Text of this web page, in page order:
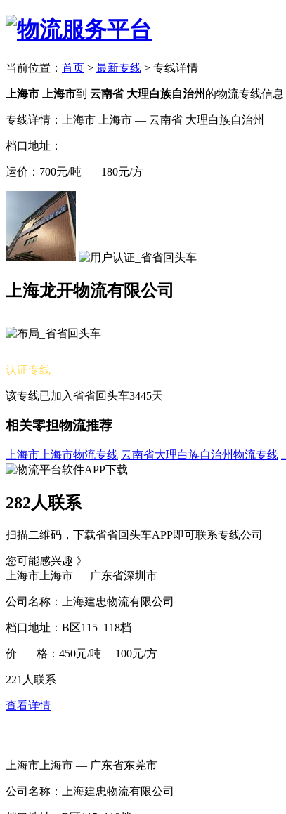
当前位置： 首页 > 最新专线 > 专线详情
上海市 上海市到 云南省 大理白族自治州 的物流专线信息
专线详情：上海市 上海市 — 云南省 大理白族自治州
档口地址：
运价：700元/吨 180元/方
上海龙开物流有限公司
认证专线
该专线已加入省省回头车3445天
相关零担物流推荐
上海市上海市物流专线 云南省大理白族自治州物流专线
282人联系
扫描二维码，下载省省回头车APP即可联系专线公司
您可能感兴趣 》
上海市上海市 — 广东省深圳市
公司名称：上海建忠物流有限公司
档口地址：B区115–118档
价 格：450元/吨 100元/方
221人联系
查看详情
上海市上海市 — 广东省东莞市
公司名称：上海建忠物流有限公司